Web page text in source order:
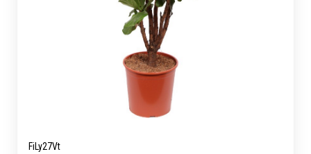
FiLy27Vt